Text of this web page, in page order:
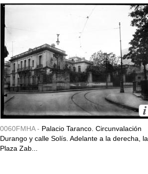
0060FMHA - Palacio Taranco. Circunvalación
Durango y calle Solís. Adelante a la derecha, la
Plaza Zab...